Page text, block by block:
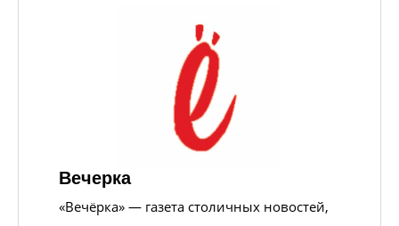
Вечерка
«Вечёрка» — газета столичных новостей,